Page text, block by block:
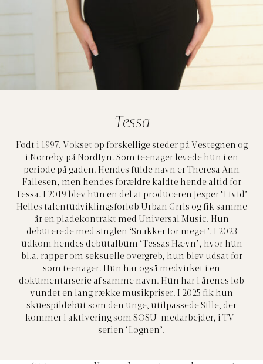
Tessa
Født i 1997. Vokset op forskellige steder på Vestegnen og
i Nørreby på Nordfyn. Som teenager levede hun i en
periode på gaden. Hendes fulde navn er Theresa Ann
Fallesen, men hendes forældre kaldte hende altid for
Tessa. I 2019 blev hun en del af produceren Jesper ‘Livid’
Helles talentudviklingsforløb Urban Grrls og fik samme
år en pladekontrakt med Universal Music. Hun
debuterede med singlen ‘Snakker for meget’. I 2023
udkom hendes debutalbum ‘Tessas Hævn’, hvor hun
bl.a. rapper om seksuelle overgreb, hun blev udsat for
som teenager. Hun har også medvirket i en
dokumentarserie af samme navn. Hun har i årenes løb
vundet en lang række musikpriser. I 2025 fik hun
skuespildebut som den unge, utilpassede Sille, der
kommer i aktivering som SOSU-medarbejder, i TV-
serien ‘Løgnen’.